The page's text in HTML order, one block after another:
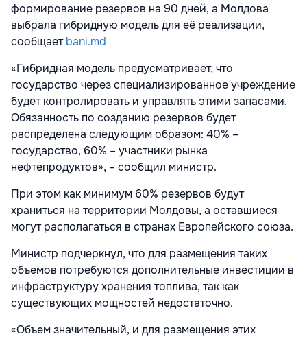
формирование резервов на 90 дней, а Молдова
выбрала гибридную модель для её реализации,
сообщаетbani.md
«Гибридная модель предусматривает, что
государство через специализированное учреждение
будет контролировать и управлять этими запасами.
Обязанность по созданию резервов будет
распределена следующим образом: 40% –
государство, 60% – участники рынка
нефтепродуктов», – сообщил министр.
При этом как минимум 60% резервов будут
храниться на территории Молдовы, а оставшиеся
могут располагаться в странах Европейского союза.
Министр подчеркнул, что для размещения таких
объемов потребуются дополнительные инвестиции в
инфраструктуру хранения топлива, так как
существующих мощностей недостаточно.
«Объем значительный, и для размещения этих